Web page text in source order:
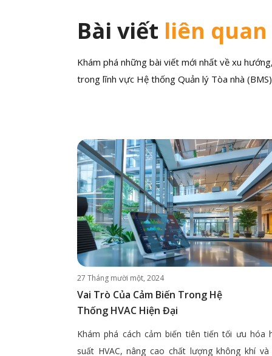
Bài viết liên quan
Khám phá những bài viết mới nhất về xu
trong lĩnh vực Hệ thống Quản lý Tòa nhà
27 Tháng mười một, 2024
Vai Trò Của Cảm Biến Trong Hệ
Thống HVAC Hiện Đại
Khám phá cách cảm biến tiên tiến tối ưu hóa
suất HVAC, nâng cao chất lượng không khí